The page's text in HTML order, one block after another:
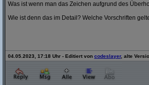
Was ist wenn man das Zeichen aufgrund des
Wie ist denn das im Detail? Welche Vorschriften
04.05.2023, 17:18 Uhr - Editiert von codeslayer, alte